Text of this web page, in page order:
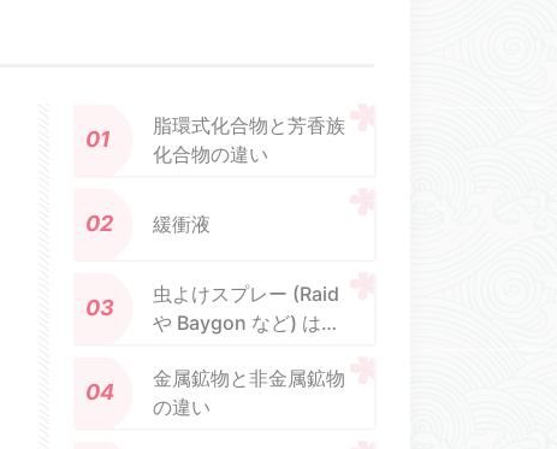
脂環式化合物と芳香族
化合物の違い
緩衝液
虫よけスプレー (Raid
や Baygon など) はど
しますか?
金属鉱物と非金属鉱物
の違い